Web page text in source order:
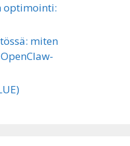
optimointi:
miten